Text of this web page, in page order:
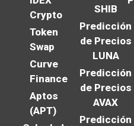
Crypto
Token
Swap
Curve
Finance
Aptos
(APT)
SHIB
Predicción
de Precios
LUNA
Predicción
de Precios
AVAX
Predicción